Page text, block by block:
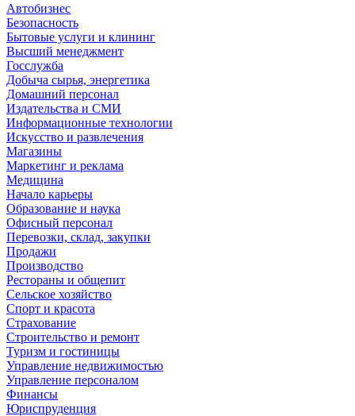
Автобизнес
Безопасность
Бытовые услуги и клининг
Высший менеджмент
Госслужба
Добыча сырья, энергетика
Домашний персонал
Издательства и СМИ
Информационные технологии
Искусство и развлечения
Магазины
Маркетинг и реклама
Медицина
Начало карьеры
Образование и наука
Офисный персонал
Перевозки, склад, закупки
Продажи
Производство
Рестораны и общепит
Сельское хозяйство
Спорт и красота
Страхование
Строительство и ремонт
Туризм и гостиницы
Управление недвижимостью
Управление персоналом
Финансы
Юриспруденция